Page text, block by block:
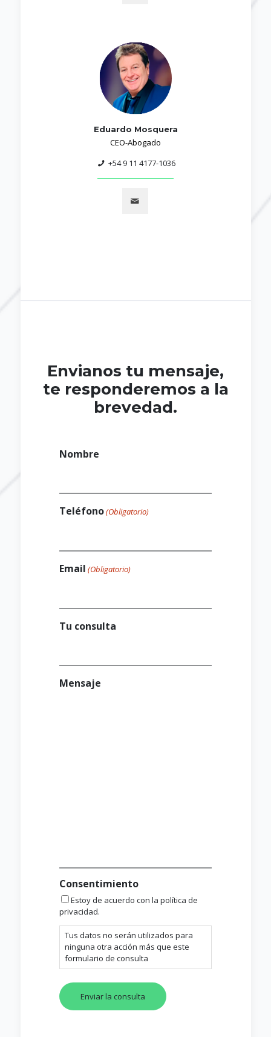
Eduardo Mosquera
CEO-Abogado
+54 9 11 4177-1036
Envianos tu mensaje,
te responderemos a la
brevedad.
Nombre
Teléfono(Obligatorio)
Email (Obligatorio)
Tu consulta
Mensaje
Consentimiento
Estoy de acuerdo con la política de
privacidad.
Tus datos no serán utilizados para
ninguna otra acción más que este
formulario de consulta